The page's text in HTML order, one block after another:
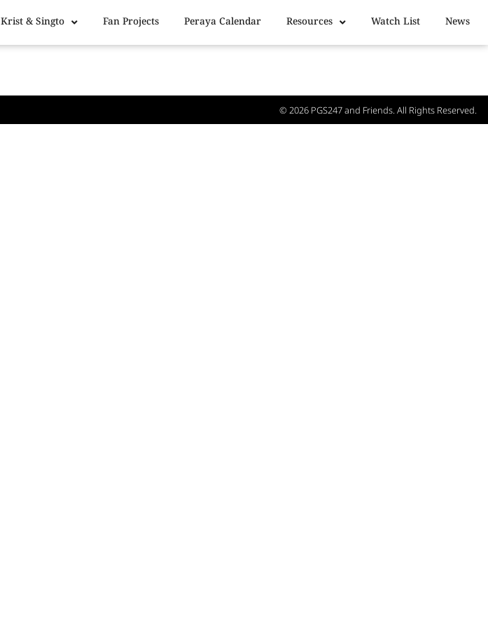
Krist & Singto Fan Projects Peraya Calendar Resources Watch List News
© 2026 PGS247and Friends. All Rights Reserved.